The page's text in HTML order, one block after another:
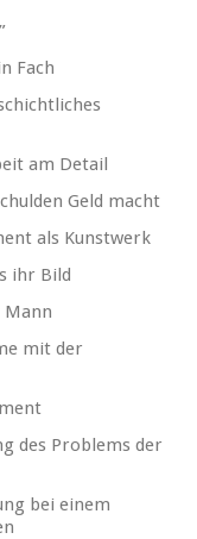
Fach
am Detail
Geld macht
als Kunstwerk
ihr Bild
Mann
mit der
des Problems der
bei einem